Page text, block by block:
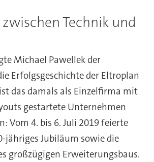
Technik und
Michael Pawellek der
Erfolgsgeschichte der Eltroplan
das damals als Einzelfirma mit
gestartete Unternehmen
Vom 4. bis 6. Juli 2019 feierte
jähriges Jubiläum sowie die
großzügigen Erweiterungsbaus.